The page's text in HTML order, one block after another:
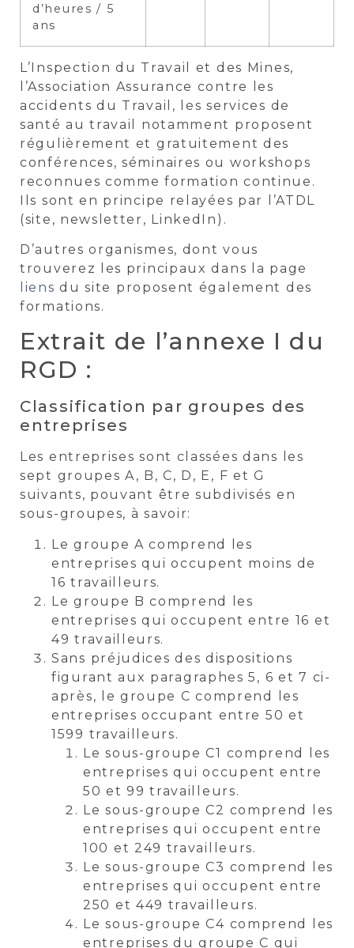
d’heures / 5
ans
L’Inspection du Travail et des Mines,
l’Association Assurance contre les
accidents du Travail, les services de
santé au travail notamment proposent
régulièrement et gratuitement des
conférences, séminaires ou workshops
reconnues comme formation continue.
Ils sont en principe relayées par l’ATDL
(site, newsletter, LinkedIn).
D’autres organismes, dont vous
trouverez les principaux dans la page
liens du site proposent également des
formations.
Extrait de l’annexe I du
RGD :
Classification par groupes des
entreprises
Les entreprises sont classées dans les
sept groupes A, B, C, D, E, F et G
suivants, pouvant être subdivisés en
sous-groupes, à savoir:
Le groupe A comprend les
entreprises qui occupent moins de
16 travailleurs.
Le groupe B comprend les
entreprises qui occupent entre 16 et
49 travailleurs.
Sans préjudices des dispositions
figurant aux paragraphes 5, 6 et 7 ci-
après, le groupe C comprend les
entreprises occupant entre 50 et
1599 travailleurs.
Le sous-groupe C1 comprend les
entreprises qui occupent entre
50 et 99 travailleurs.
Le sous-groupe C2 comprend les
entreprises qui occupent entre
100 et 249 travailleurs.
Le sous-groupe C3 comprend les
entreprises qui occupent entre
250 et 449 travailleurs.
Le sous-groupe C4 comprend les
entreprises du groupe C qui